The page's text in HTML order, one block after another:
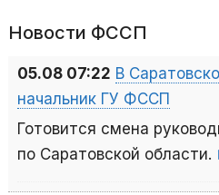
Новости ФССП
05.08 07:22 В
начальник ГУ ФССП
Готовится смена
по Саратовской области.